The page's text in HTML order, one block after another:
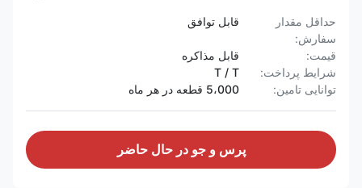
حداقل مقدار
سفارش:
قابل توافق
قیمت:
قابل مذاکره
شرایط پرداخت:
T / T
توانایی تامین:
5،000 قطعه در هر ماه
پرس و جو در حال حاضر